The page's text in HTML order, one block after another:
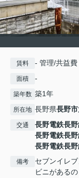
賃料 - 管理/共益費
面積 -
築年数 築1年
所在地 長野県長野市
交通 長野電鉄長
長野電鉄長
長野電鉄長
備考
セブンイレ
ビニがある